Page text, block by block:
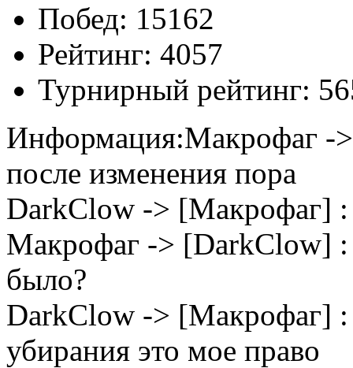
Побед: 15162
Рейтинг: 4057
Турнирный рейтинг:
Информация:Макрофаг -
после изменения пора
DarkClow -> [Макрофаг] :
Макрофаг -> [DarkClow] :
было?
DarkClow -> [Макрофаг] :
убирания это мое право